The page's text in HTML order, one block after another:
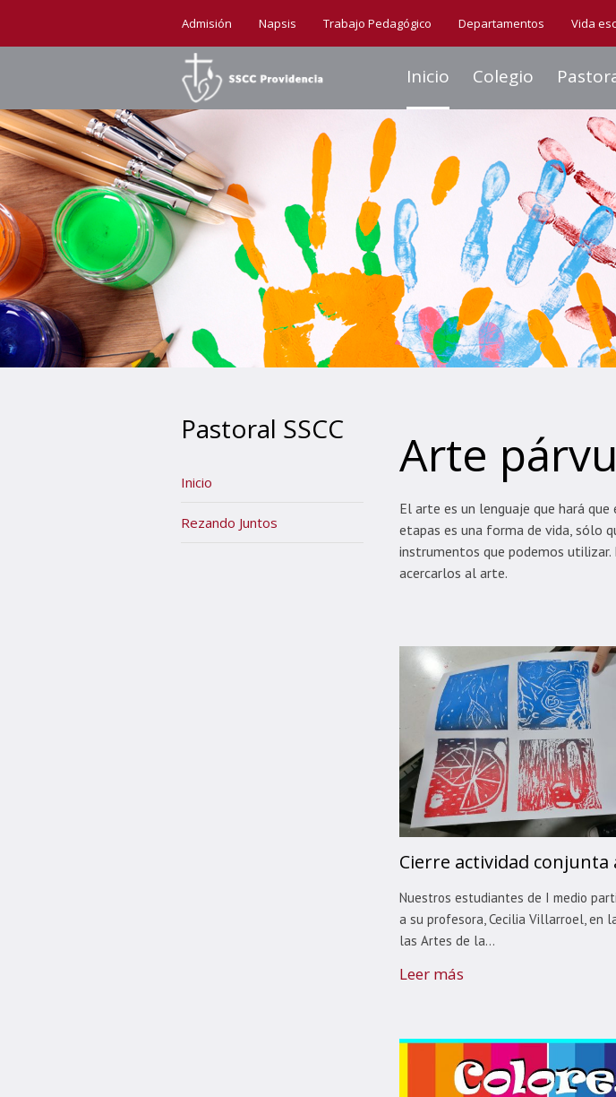
Admisión Napsis Trabajo Pedagógico Departamentos Vida
Inicio Colegio
Arte
El arte es un lenguaje que hará
etapas es una forma de vida, sólo
instrumentos que podemos
acercarlos al arte.
Cierre actividad conjunta
Nuestros estudiantes de I medio
a su profesora, Cecilia Villarroel, en
las Artes de la...
Leer más
Pastoral SSCC
Inicio
Rezando Juntos